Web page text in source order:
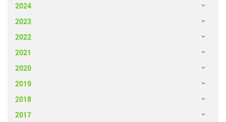
2024
2023
2022
2021
2020
2019
2018
2017